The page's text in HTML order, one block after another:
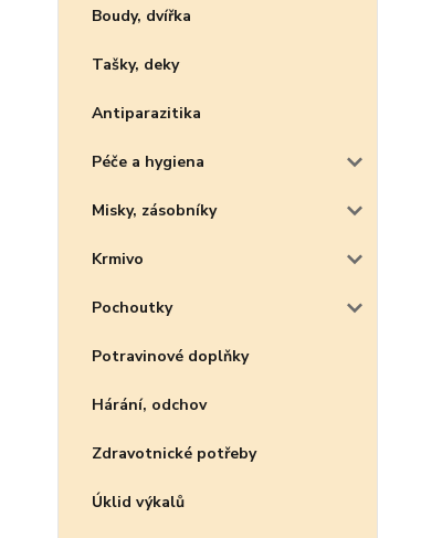
Boudy, dvířka
Tašky, deky
Antiparazitika
Péče a hygiena
Misky, zásobníky
Krmivo
Pochoutky
Potravinové doplňky
Hárání, odchov
Zdravotnické potřeby
Úklid výkalů